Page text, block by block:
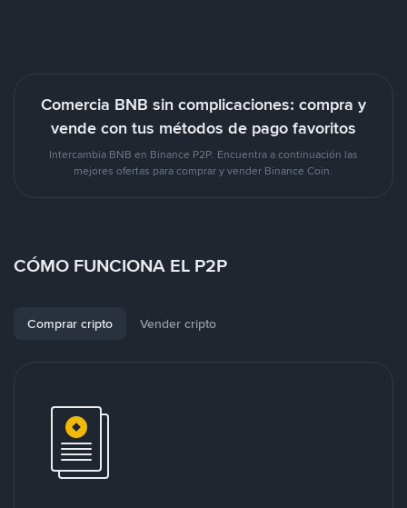
Comercia BNB sin complicaciones: compra y
vende con tus métodos de pago favoritos
Intercambia BNB en Binance P2P. Encuentra a continuación las
mejores ofertas para comprar y vender Binance Coin.
CÓMO FUNCIONA EL P2P
Comprar cripto Vender cripto